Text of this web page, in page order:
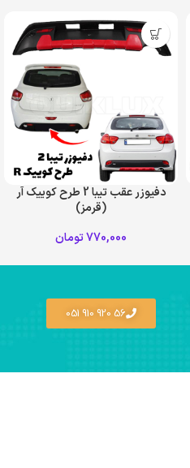
دفیوزر عقب تیبا 2 طرح کوییک آر
(قرمز)
770,000تومان
56 920 910 051